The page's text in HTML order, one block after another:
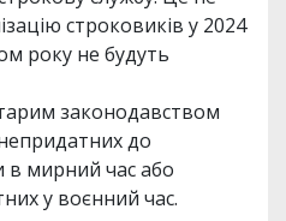
строковиків у 2024
року не будуть
законодавством
до
в мирний час або
у воєнний час.